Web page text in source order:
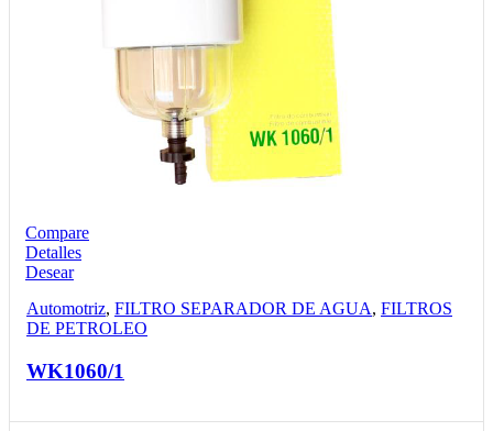
Compare
Detalles
Desear
Automotriz, FILTRO SEPARADOR DE AGUA, FILTROS
DE PETROLEO
WK1060/1